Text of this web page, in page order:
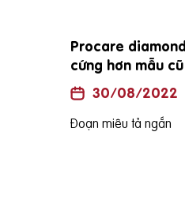
Procare
cứng hơn mẫu
30/08/2022
Đoạn miêu tả ngắn